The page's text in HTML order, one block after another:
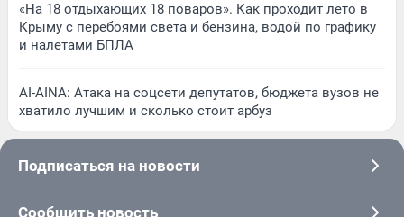
«На 18 отдыхающих 18 поваров». Как проходит лето в
Крыму с перебоями света и бензина, водой по графику
и налетами БПЛА
AI-AINA: Атака на соцсети депутатов, бюджета вузов не
хватило лучшим и сколько стоит арбуз
Подписаться на новости
Сообщить новость